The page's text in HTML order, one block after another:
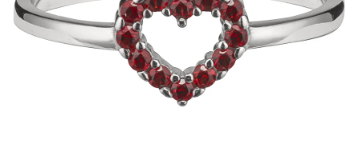
hvězdiček.